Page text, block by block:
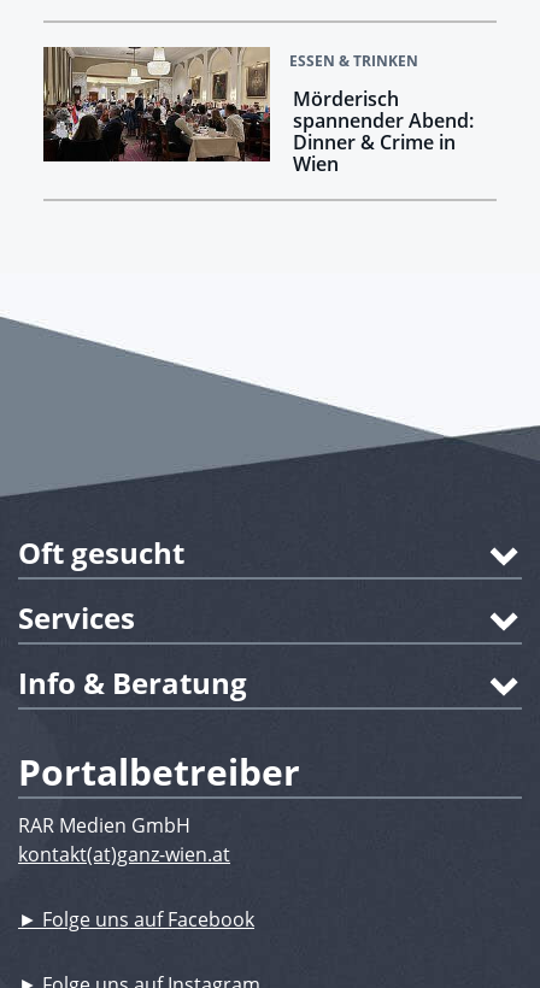
ESSEN & TRINKEN
Mörderisch
spannender Abend:
Dinner & Crime in
Wien
Oft gesucht
Services
Info & Beratung
Portalbetreiber
RAR Medien GmbH
kontakt(at)ganz-wien.at
► Folge uns auf Facebook